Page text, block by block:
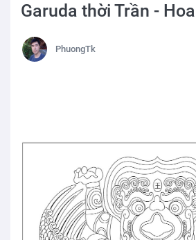
Garuda thời Trần -
PhuongTk